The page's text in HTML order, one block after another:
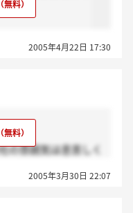
2005年4月22日 17:30
の雰囲気は息苦しく
って気がします。社
2005年3月30日 22:07